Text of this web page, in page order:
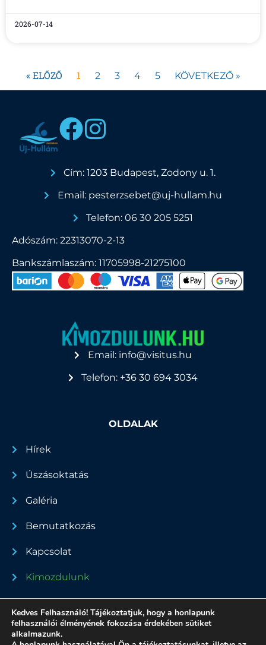
2026-07-14
« ELŐZŐ 1 2 3 4 5 KÖVETKEZŐ »
Cím: 1203 Budapest, Zodony u. 1.
Email: pesterzsebet@uj-hullam.hu
Telefon: 06 30 205 5251
Adószám: 22313070-2-13
Bankszámlaszám: 11705998-21275100
Email: info@visitus.hu
Telefon: +36 30 694 3034
OLDALAK
Hírek
Úszásoktatás
Galéria
Bemutatkozás
Kapcsolat
Kimozdulunk
Dokumentumok
Kedves Felhasználó! Tájékoztatjuk, hogy a honlapunk
felhasználói élményének fokozása érdekében sütiket
alkalmazunk.